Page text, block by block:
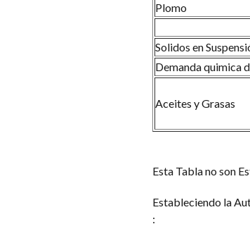
Plomo
Solidos en
Demanda quimica
Aceites y Grasas
Esta Tabla no son
Estableciendo la
: